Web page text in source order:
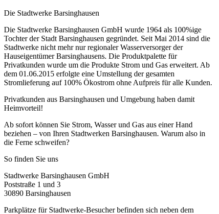
Die Stadtwerke Barsinghausen
Die Stadtwerke Barsinghausen GmbH wurde 1964 als 100%ige
Tochter der Stadt Barsinghausen gegründet. Seit Mai 2014 sind die
Stadtwerke nicht mehr nur regionaler Wasserversorger der
Hauseigentümer Barsinghausens. Die Produktpalette für
Privatkunden wurde um die Produkte Strom und Gas erweitert. Ab
dem 01.06.2015 erfolgte eine Umstellung der gesamten
Stromlieferung auf 100% Ökostrom ohne Aufpreis für alle Kunden.
Privatkunden aus Barsinghausen und Umgebung haben damit
Heimvorteil!
Ab sofort können Sie Strom, Wasser und Gas aus einer Hand
beziehen – von Ihren Stadtwerken Barsinghausen. Warum also in
die Ferne schweifen?
So finden Sie uns
Stadtwerke Barsinghausen GmbH
Poststraße 1 und 3
30890 Barsinghausen
Parkplätze für Stadtwerke-Besucher befinden sich neben dem